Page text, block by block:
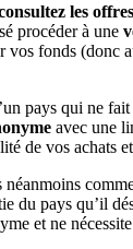
les
procéder à une
vos fonds (donc
pays qui ne
avec une
de vos achats
néanmoins
du pays qu’il
et ne